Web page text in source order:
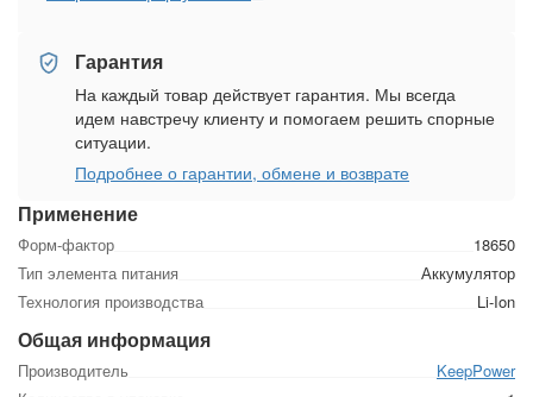
Применение
Форм-фактор
18650
Тип элемента питания
Аккумулятор
Технология производства
Li-Ion
Общая информация
Производитель
KeepPower
Гарантия
На каждый товар действует гарантия. Мы всегда
идем навстречу клиенту и помогаем решить спорные
ситуации.
Подробнее о гарантии, обмене и возврате